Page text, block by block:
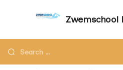
Zwemschool
aandacht –